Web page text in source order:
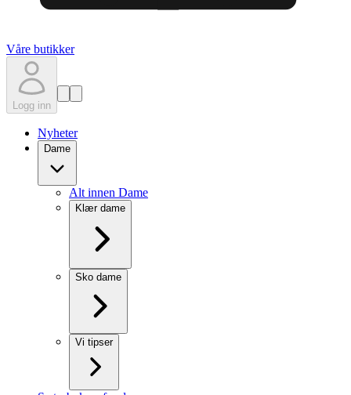
Våre butikker
Logg inn
Nyheter
Dame
Alt innen Dame
Klær dame
Sko dame
Vi tipser